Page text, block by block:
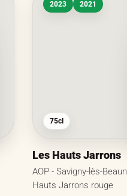
2023 2021
75cl
Les Hauts Jarrons
AOP - Savigny-lès-
Hauts Jarrons rouge